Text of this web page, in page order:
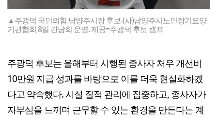
▲주광덕 국민의힘 남양주시장 후보-(사)남양주시노인장기요양
기관협회 8일 간담회 운영. 제공=주광덕 후보 캠프
주광덕 후보는 올해부터 시행된 종사자 처우 개선비
10만원 지급 성과를 바탕으로 이를 더욱 현실화하겠
다고 약속했다. 시설 질적 관리에 집중하고, 종사자가
자부심을 느끼며 근무할 수 있는 환경을 만든다는 계